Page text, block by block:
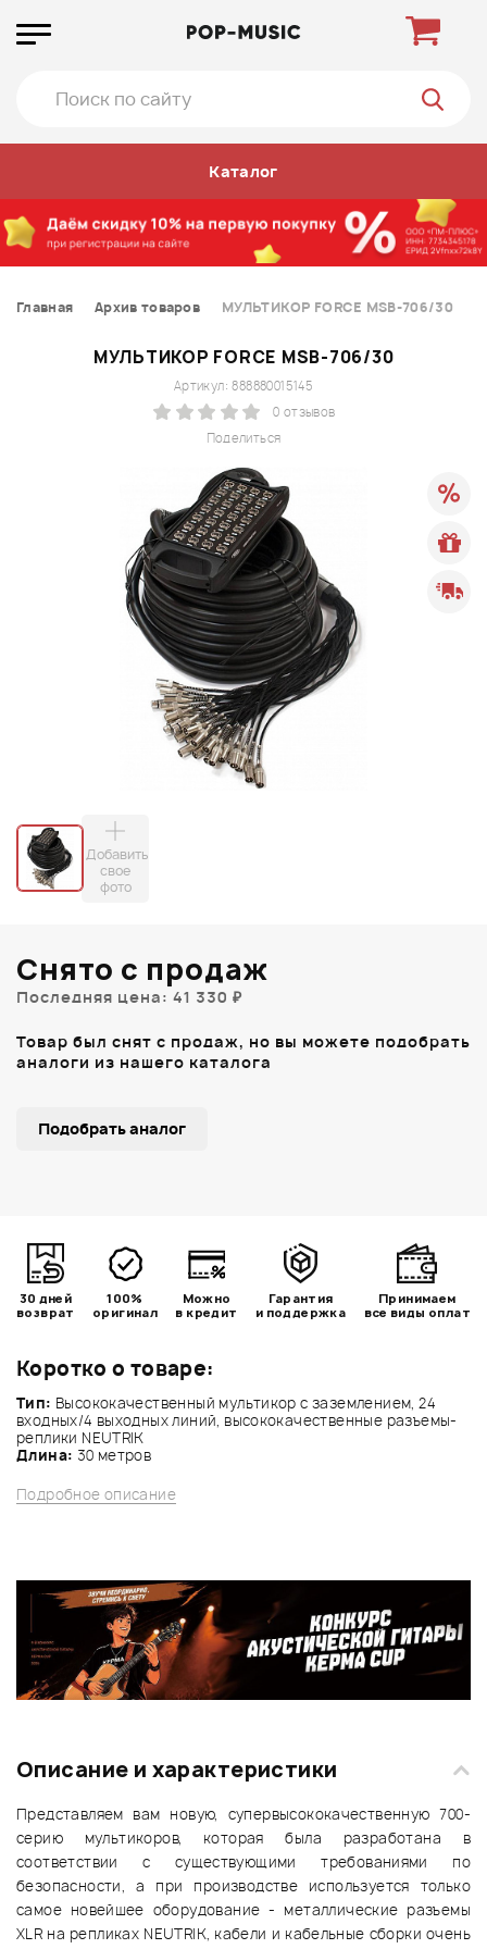
Каталог
Главная Архив товаров МУЛЬТИКОР FORCE MSB-706/30
МУЛЬТИКОР FORCE MSB-706/30
Поделиться
Артикул: 888880015145
0 отзывов
Добавить
свое
фото
Коротко о товаре:
Тип: Высококачественный мультикор с заземлением, 24
входных/4 выходных линий, высококачественные разъемы-
реплики NEUTRIK
Длина: 30 метров
Подробное описание
Снято с продаж
Последняя цена: 41 330 ₽
Товар был снят с продаж, но вы можете подобрать
аналоги из нашего каталога
Подобрать аналог
30 дней
возврат
100%
оригинал
Можно
в кредит
Гарантия
и поддержка
Принимаем
все виды оплат
Описание и характеристики
Представляем вам новую, супервысококачественную 700-
серию мультикоров, которая была разработана в
соответствии с существующими требованиями по
безопасности, а при производстве используется только
самое новейшее оборудование - металлические разъемы
XLR на репликах NEUTRIK, кабели и кабельные сборки очень